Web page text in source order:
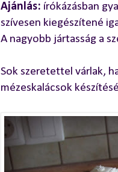
Ajánlás: írókázásban
szívesen kiegészítené
A nagyobb jártasság a
Sok szeretettel várlak,
mézeskalácsok